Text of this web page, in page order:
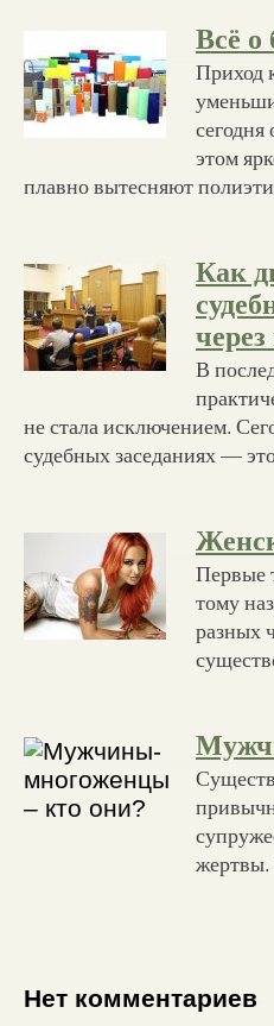
Всё о
Приход
этом
плавно вытесняют
Как
В
не стала исключением.
судебных заседаниях —
Первые
тому
разных
жертвы.
Нет комментариев